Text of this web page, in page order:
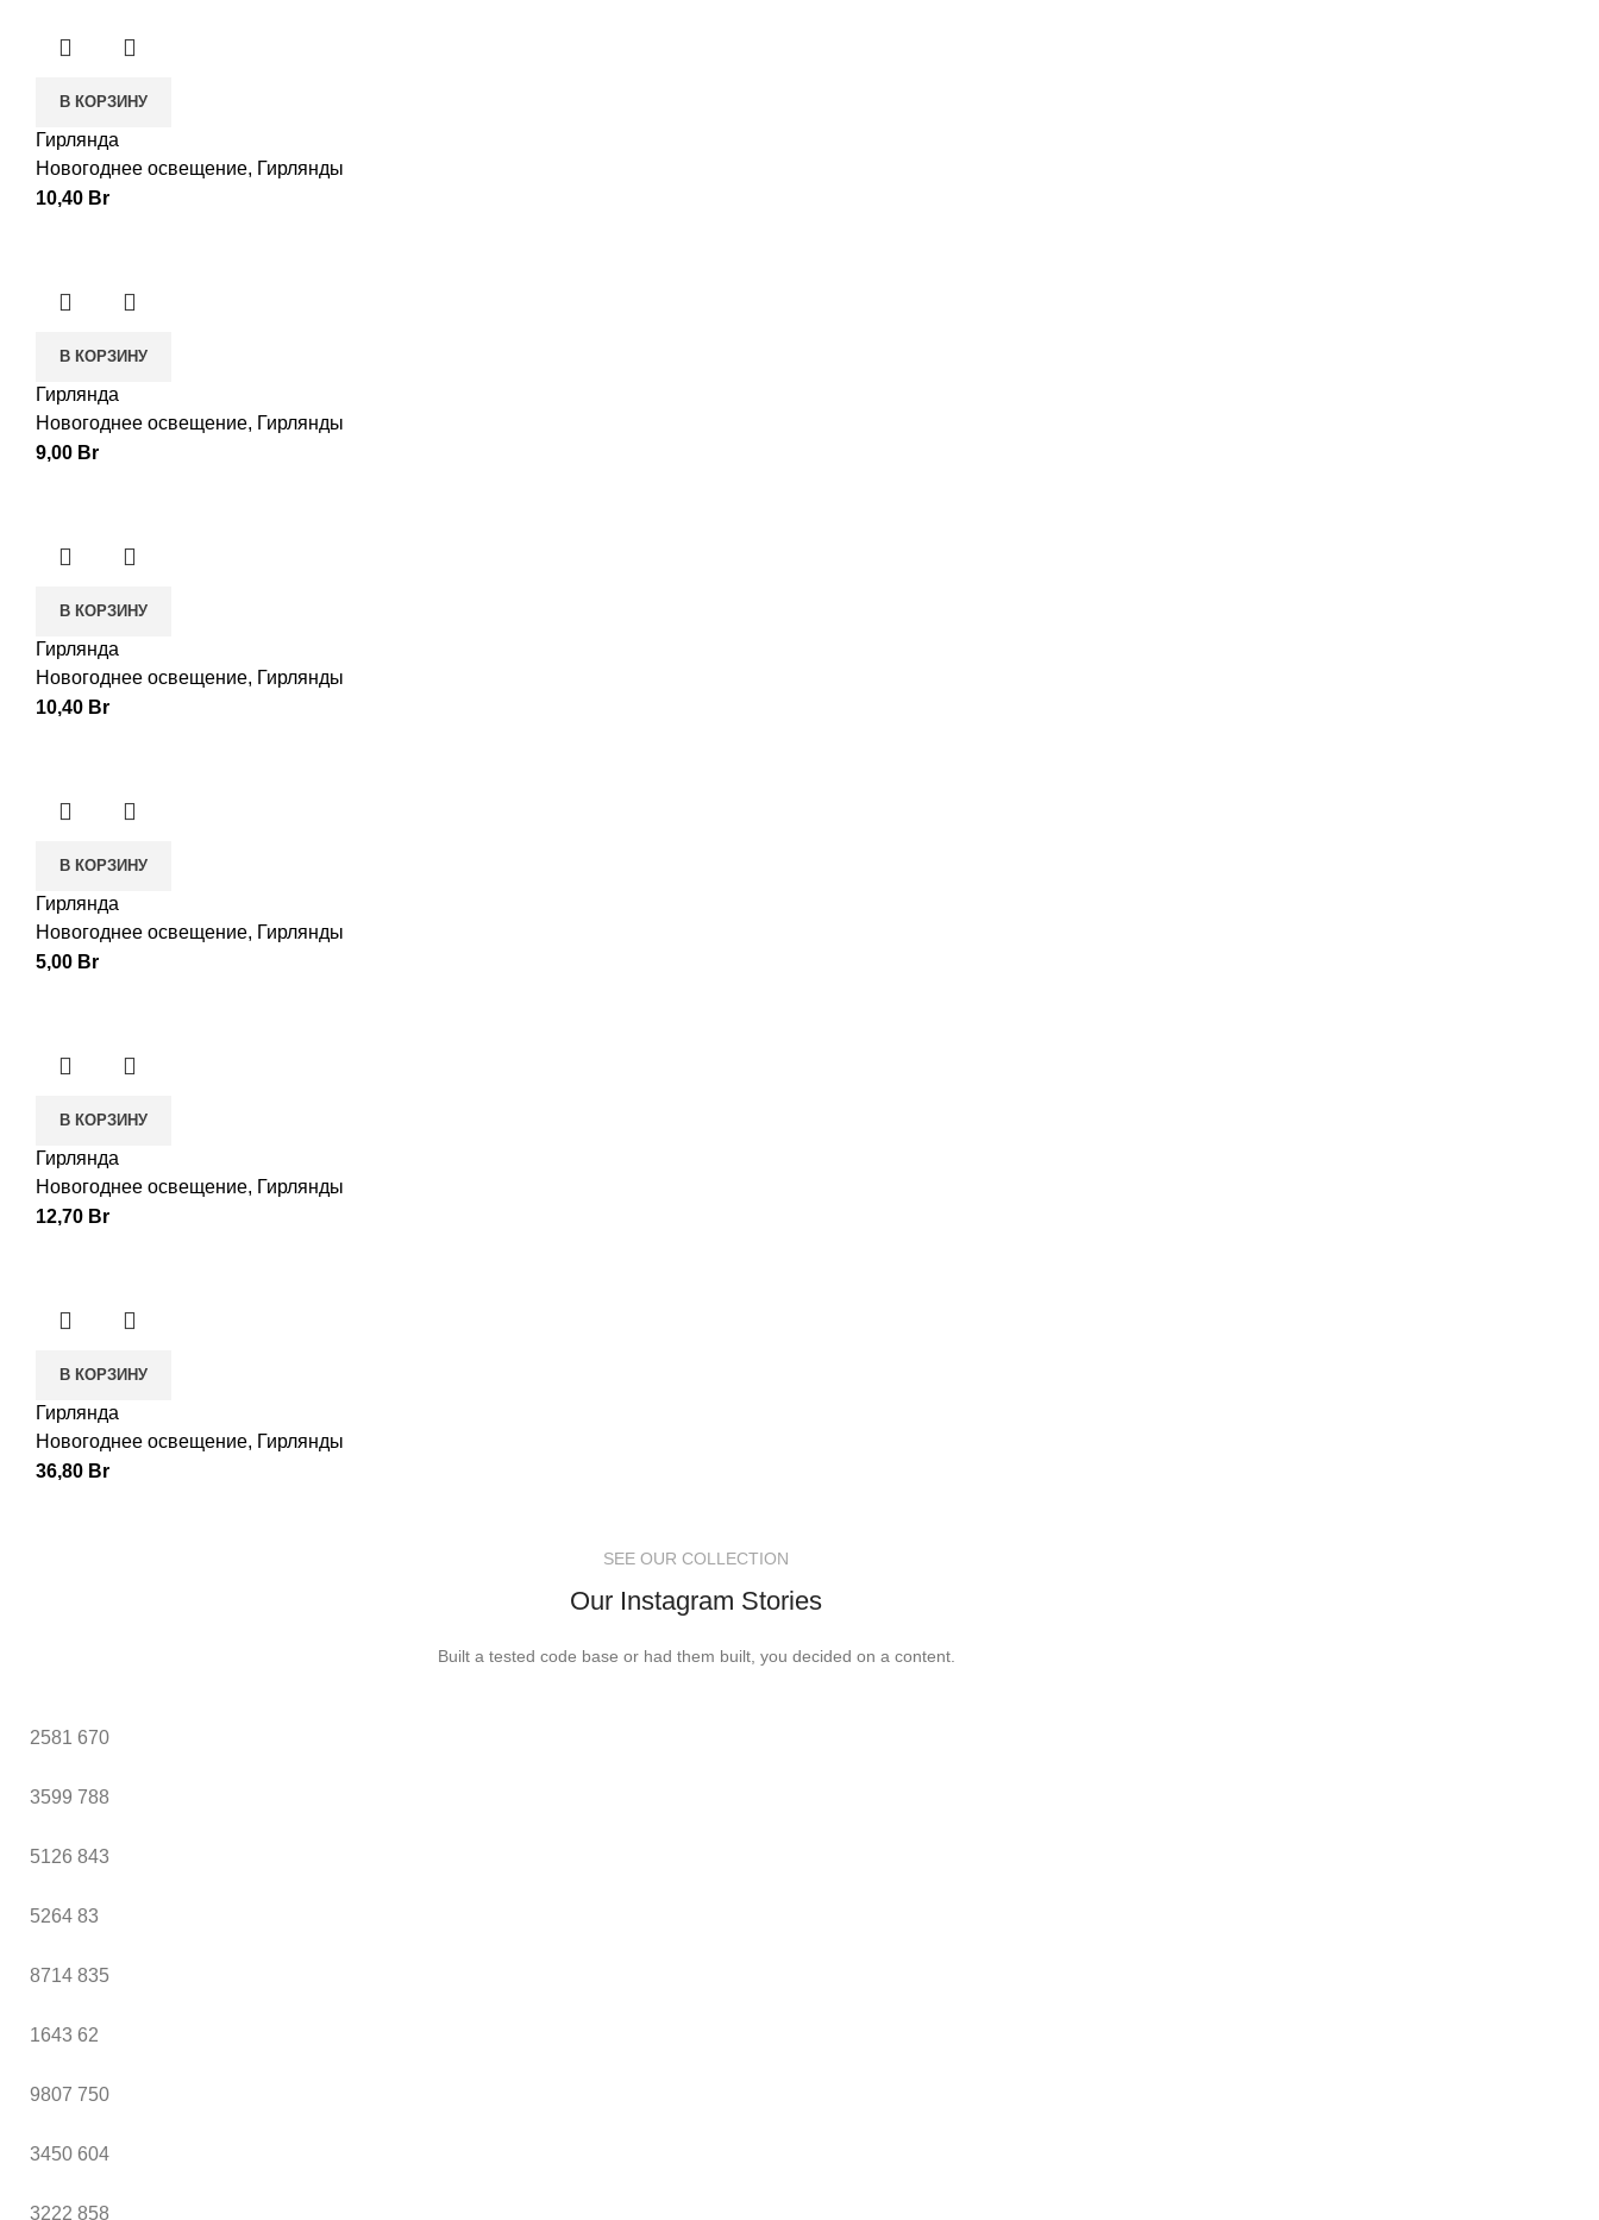
В КОРЗИНУ
Гирлянда
Новогоднее освещение, Гирлянды
10,40 Br
В КОРЗИНУ
Гирлянда
Новогоднее освещение, Гирлянды
9,00 Br
В КОРЗИНУ
Гирлянда
Новогоднее освещение, Гирлянды
10,40 Br
В КОРЗИНУ
Гирлянда
Новогоднее освещение, Гирлянды
5,00 Br
В КОРЗИНУ
Гирлянда
Новогоднее освещение, Гирлянды
12,70 Br
В КОРЗИНУ
Гирлянда
Новогоднее освещение, Гирлянды
36,80 Br
SEE OUR COLLECTION
Our Instagram Stories
Built a tested code base or had them built, you decided on a content.
2581 670
3599 788
5126 843
5264 83
8714 835
1643 62
9807 750
3450 604
3222 858